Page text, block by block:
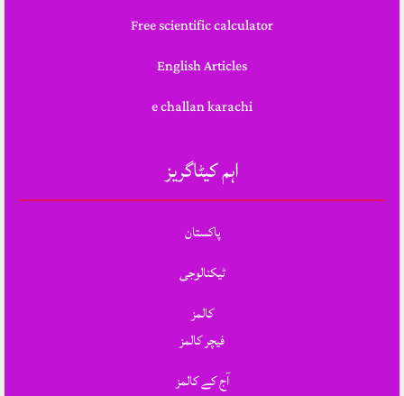
Free scientific calculator
English Articles
e challan karachi
اہم کیٹاگریز
پاکستان
ٹیکنالوجی
کالمز
فیچر کالمز
آج کے کالمز